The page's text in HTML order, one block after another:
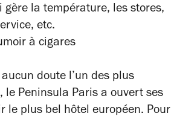
la température, les stores,
etc.
à cigares
doute l’un des plus
le Peninsula Paris a ouvert ses
le plus bel hôtel européen. Pour